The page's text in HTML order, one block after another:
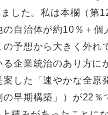
した。私は本欄（第
自治体が約10％＋
予想から大きく外
企業統治のあり方に
した「速やかな全
早期構築」）が22